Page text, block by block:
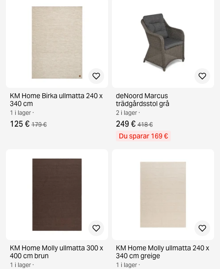
KM Home Birka ullmatta 240 x
340 cm
1 i lager ·
125 € 179 €
deNoord Marcus
trädgårdsstol grå
2 i lager ·
249 € 418 €
Du sparar 169 €
KM Home Molly ullmatta 300 x
400 cm brun
1 i lager ·
KM Home Molly ullmatta 240 x
340 cm greige
1 i lager ·